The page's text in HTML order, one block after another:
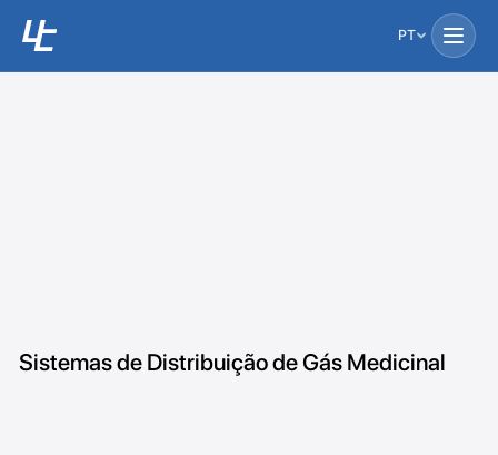
PT
Sistemas de Distribuição de Gás Medicinal